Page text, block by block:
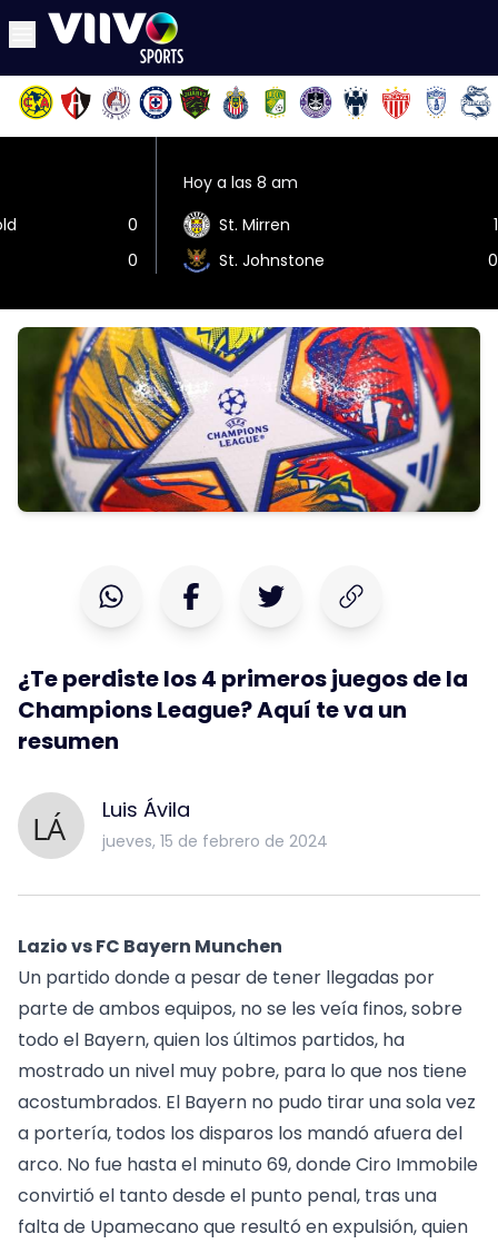
0
0
Hoy a las 8 am
St. Mirren
1
St. Johnstone
0
¿Te perdiste los 4 primeros juegos de la
Champions League? Aquí te va un
resumen
Luis Ávila
jueves, 15 de febrero de 2024
Lazio vs FC Bayern Munchen
Un partido donde a pesar de tener llegadas por
parte de ambos equipos, no se les veía finos, sobre
todo el Bayern, quien los últimos partidos, ha
mostrado un nivel muy pobre, para lo que nos tiene
acostumbrados. El Bayern no pudo tirar una sola vez
a portería, todos los disparos los mandó afuera del
arco. No fue hasta el minuto 69, donde Ciro Immobile
convirtió el tanto desde el punto penal, tras una
falta de Upamecano que resultó en expulsión, quien